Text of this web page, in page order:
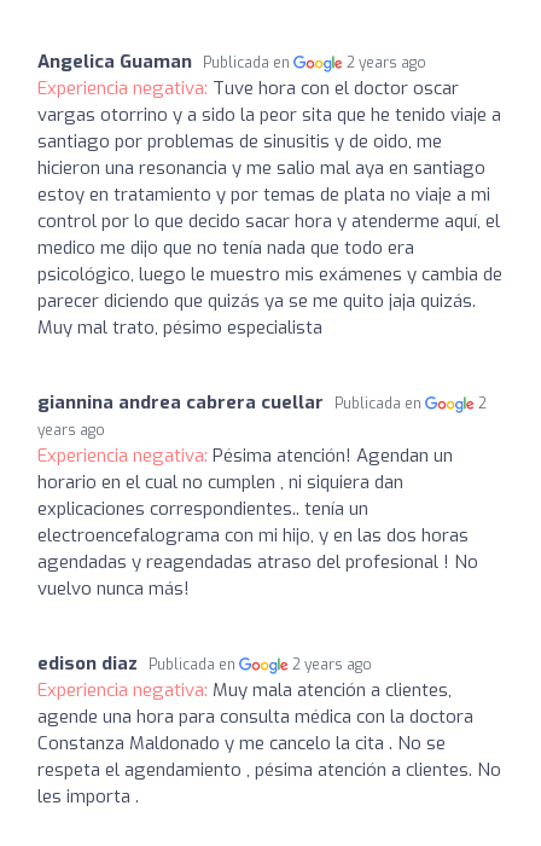
Angelica Guaman Publicada en 2 years ago
Experiencia negativa: Tuve hora con el doctor oscar
vargas otorrino y a sido la peor sita que he tenido viaje a
santiago por problemas de sinusitis y de oido, me
hicieron una resonancia y me salio mal aya en santiago
estoy en tratamiento y por temas de plata no viaje a mi
control por lo que decido sacar hora y atenderme aquí, el
medico me dijo que no tenía nada que todo era
psicológico, luego le muestro mis exámenes y cambia de
parecer diciendo que quizás ya se me quito jaja quizás.
Muy mal trato, pésimo especialista
giannina andrea cabrera cuellar Publicada en
2
years ago
Experiencia negativa: Pésima atención! Agendan un
horario en el cual no cumplen , ni siquiera dan
explicaciones correspondientes.. tenía un
electroencefalograma con mi hijo, y en las dos horas
agendadas y reagendadas atraso del profesional ! No
vuelvo nunca más!
edison diaz Publicada en 2 years ago
Experiencia negativa: Muy mala atención a clientes,
agende una hora para consulta médica con la doctora
Constanza Maldonado y me cancelo la cita . No se
respeta el agendamiento , pésima atención a clientes. No
les importa .